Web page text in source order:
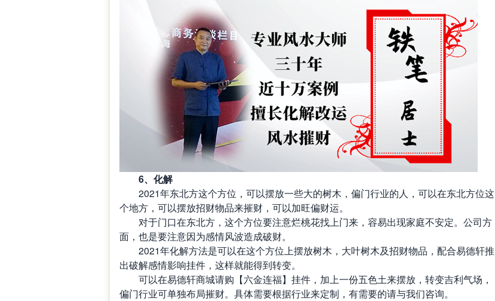
6、化解
2021年东北方这个方位，可以摆放一些大的树木，偏门行业的人，可以在东北方位这
个地方，可以摆放招财物品来摧财，可以加旺偏财运。
对于门口在东北方，这个方位要注意烂桃花找上门来，容易出现家庭不安定。公司方
面，也是要注意因为感情风波造成破财。
2021年化解方法是可以在这个方位上摆放树木，大叶树木及招财物品，配合易德轩推
出破解感情影响挂件，这样就能得到转变。
可以在易德轩商城请购【六金连福】挂件，加上一份五色土来摆放，转变吉利气场，
偏门行业可单独布局摧财。具体需要根据行业来定制，有需要的请与我们咨询。